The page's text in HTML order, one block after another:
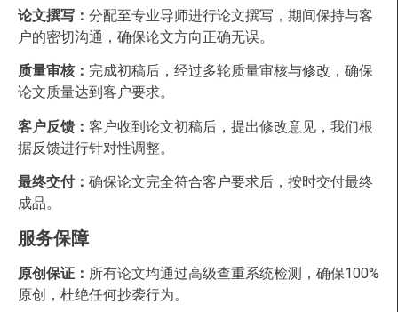
论文撰写： 分配至专业导师进行论文撰写，期间保持与客
户的密切沟通，确保论文方向正确无误。
质量审核： 完成初稿后，经过多轮质量审核与修改，确保
论文质量达到客户要求。
客户反馈： 客户收到论文初稿后，提出修改意见，我们根
据反馈进行针对性调整。
最终交付： 确保论文完全符合客户要求后，按时交付最终
成品。
服务保障
原创保证： 所有论文均通过高级查重系统检测，确保100%
原创，杜绝任何抄袭行为。